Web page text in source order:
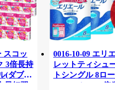
スコッ
3倍長持
(ダブ
最短翌
0016-10-09 エリ
レットティシュ
トシングル 8ロ
64ロール 1.5倍